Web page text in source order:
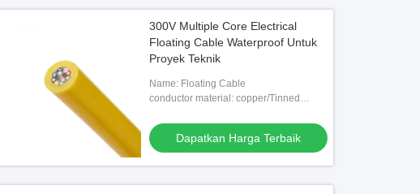
300V Multiple Core Electrical
Floating Cable Waterproof Untuk
Proyek Teknik
Name: Floating Cable
conductor material: copper/Tinned
Dapatkan Harga Terbaik